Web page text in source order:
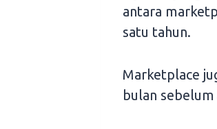
antara
satu tahun.
Marketplace
bulan sebelum